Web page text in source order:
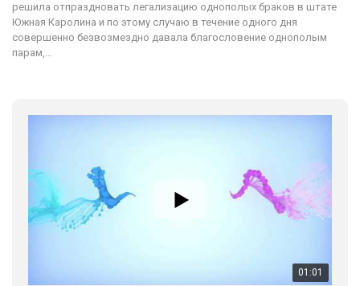
решила отпраздновать легализацию однополых браков в штате
Южная Каролина и по этому случаю в течение одного дня
совершенно безвозмездно давала благословение однополым
парам,…
01:01